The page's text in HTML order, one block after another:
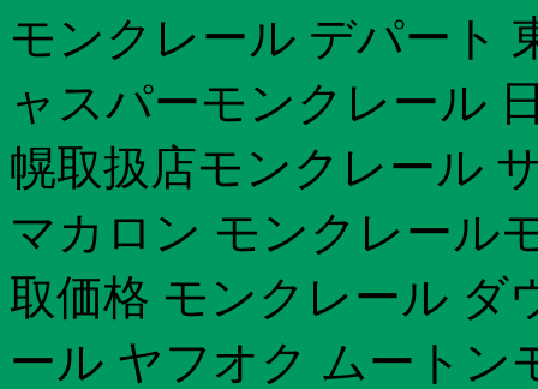
モンクレール デパート
ャスパーモンクレール
幌取扱店モンクレール
マカロン モンクレール
取価格 モンクレール ダ
ール ヤフオク ムートン